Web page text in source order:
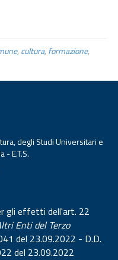
,cultura,formazione,
degli Studi Universitari e
- E.T.S.
gli effetti dell'art. 22
Enti del Terzo
del 23.09.2022 - D.D.
del 23.09.2022